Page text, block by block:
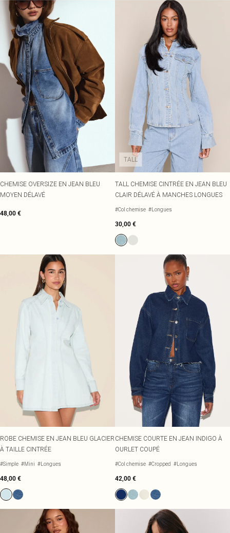
CHEMISE OVERSIZE EN JEAN BLEU
MOYEN DÉLAVÉ
48,00 €
TALL
TALL CHEMISE CINTRÉE EN JEAN BLEU
CLAIR DÉLAVÉ À MANCHES LONGUES
#Col chemise #Longues
30,00 €
ROBE CHEMISE EN JEAN BLEU GLACIER
À TAILLE CINTRÉE
#Simple #Mini #Longues
48,00 €
CHEMISE COURTE EN JEAN INDIGO À
OURLET COUPÉ
#Col chemise #Cropped #Longues
42,00 €